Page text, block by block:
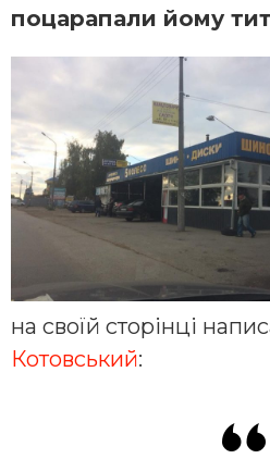
поцарапали йому
на своїй сторінці
Котовський: